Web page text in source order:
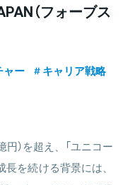
（フォーブス
ャー キャリア戦略
）を超え、「ユニコー
を続ける背景には、